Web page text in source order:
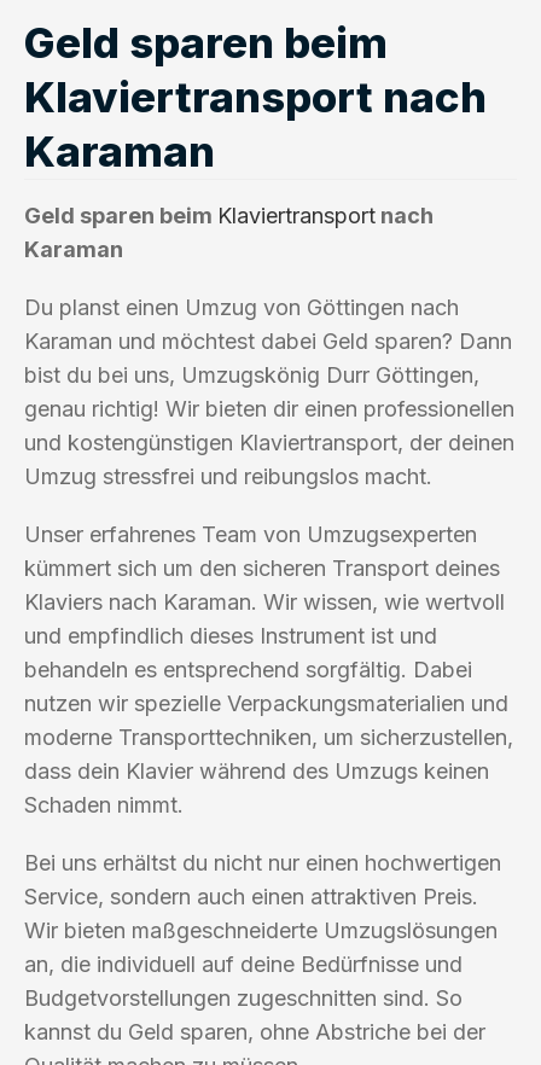
Geld sparen beim
Klaviertransport nach
Karaman
Geld sparen beim Klaviertransport nach
Karaman
Du planst einen Umzug von Göttingen nach
Karaman und möchtest dabei Geld sparen? Dann
bist du bei uns, Umzugskönig Durr Göttingen,
genau richtig! Wir bieten dir einen professionellen
und kostengünstigen Klaviertransport, der deinen
Umzug stressfrei und reibungslos macht.
Unser erfahrenes Team von Umzugsexperten
kümmert sich um den sicheren Transport deines
Klaviers nach Karaman. Wir wissen, wie wertvoll
und empfindlich dieses Instrument ist und
behandeln es entsprechend sorgfältig. Dabei
nutzen wir spezielle Verpackungsmaterialien und
moderne Transporttechniken, um sicherzustellen,
dass dein Klavier während des Umzugs keinen
Schaden nimmt.
Bei uns erhältst du nicht nur einen hochwertigen
Service, sondern auch einen attraktiven Preis.
Wir bieten maßgeschneiderte Umzugslösungen
an, die individuell auf deine Bedürfnisse und
Budgetvorstellungen zugeschnitten sind. So
kannst du Geld sparen, ohne Abstriche bei der